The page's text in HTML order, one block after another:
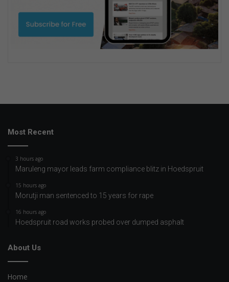
Most Recent
3 hours ago
Maruleng mayor leads farm compliance blitz in Hoedspruit
15 hours ago
Morutji man sentenced to 15 years for rape
16 hours ago
Hoedspruit road works probed over dumped asphalt
About Us
Home